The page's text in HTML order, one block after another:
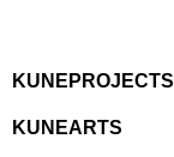
KUNEPROJECTS
KUNEARTS